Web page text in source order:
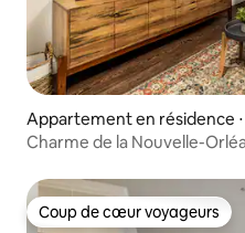
Appartement en résidence
éans
Charme de la Nouvelle-
Coup de cœur voyageurs
Coup de cœur voyageurs